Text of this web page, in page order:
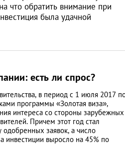
что обратить внимание при
была удачной
есть ли спрос?
в период с 1 июля 2017
программы «Золотая виза»,
интереса со стороны зарубежных
Причем этот год стал
заявок, а число
выросло на 45% по